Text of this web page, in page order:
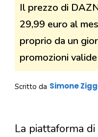
Il prezzo di
29,99 euro al
proprio da un
promozioni
Scritto da Simone
La piattaforma